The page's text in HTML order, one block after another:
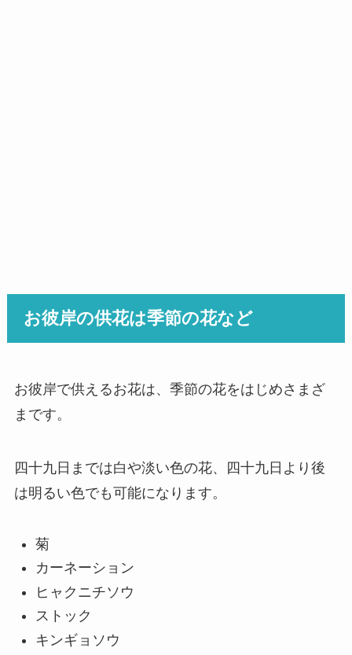
お彼岸の供花は季節の花など
お彼岸で供えるお花は、季節の花をはじめさまざ
まです。
四十九日までは白や淡い色の花、四十九日より後
は明るい色でも可能になります。
菊
カーネーション
ヒャクニチソウ
ストック
キンギョソウ